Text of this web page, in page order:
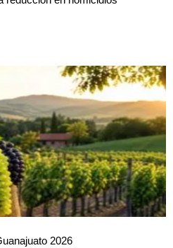
2026